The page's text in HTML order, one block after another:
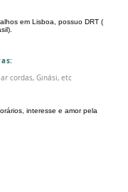
em Lisboa, possuo DRT (
cordas, Ginási, etc
interesse e amor pela